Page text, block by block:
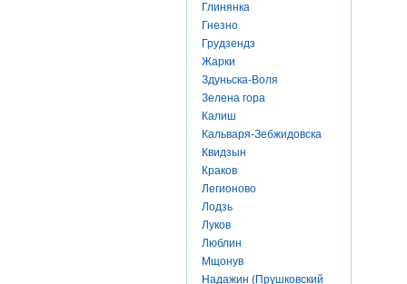
Глинянка
Гнезно
Грудзендз
Жарки
Здуньска-Воля
Зелена гора
Калиш
Кальваря-Зебжидовска
Квидзын
Краков
Легионово
Лодзь
Луков
Люблин
Мщонув
Надажин (Прушковский